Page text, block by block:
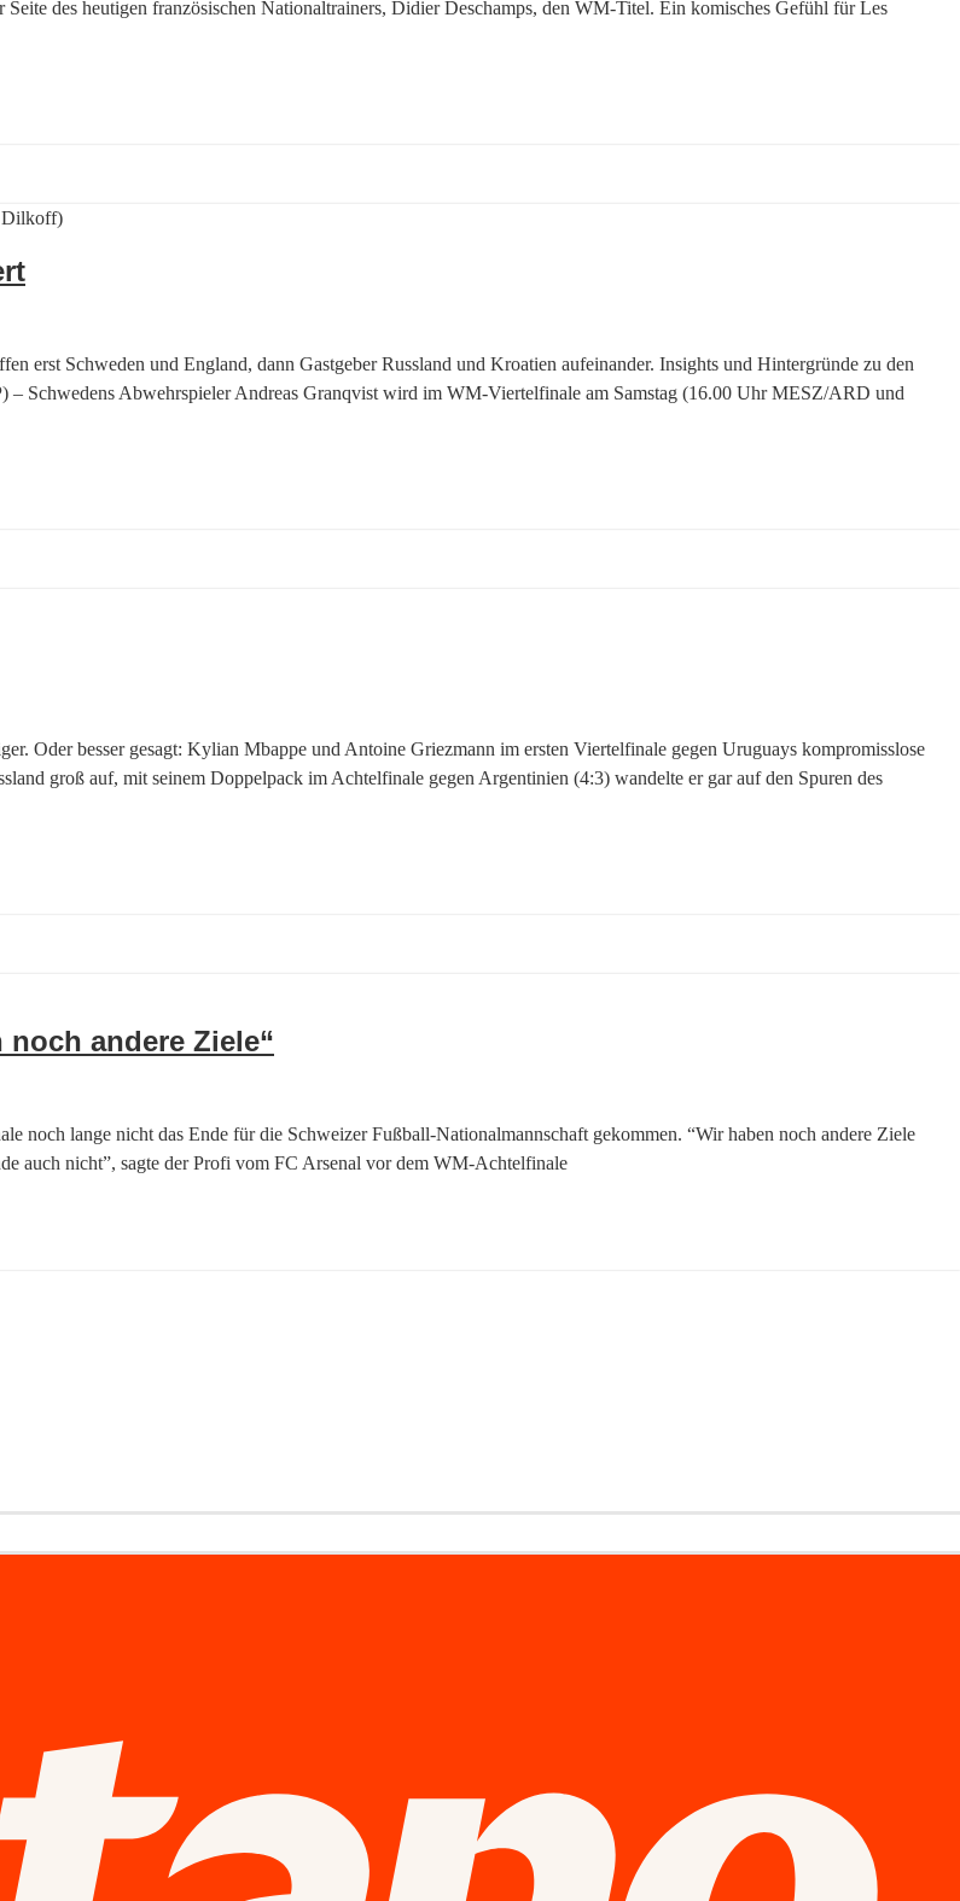
des heutigen französischen Nationaltrainers, Didier Deschamps, den WM-Titel. Ein komisches Gefühl für Les
erst Schweden und England, dann Gastgeber Russland und Kroatien aufeinander. Insights und Hintergründe zu den
– Schwedens Abwehrspieler Andreas Granqvist wird im WM-Viertelfinale am Samstag (16.00 Uhr MESZ/ARD und
Oder besser gesagt: Kylian Mbappe und Antoine Griezmann im ersten Viertelfinale gegen Uruguays kompromisslose
groß auf, mit seinem Doppelpack im Achtelfinale gegen Argentinien (4:3) wandelte er gar auf den Spuren des
andere Ziele“
lange nicht das Ende für die Schweizer Fußball-Nationalmannschaft gekommen. “Wir haben noch andere Ziele
auch nicht”, sagte der Profi vom FC Arsenal vor dem WM-Achtelfinale